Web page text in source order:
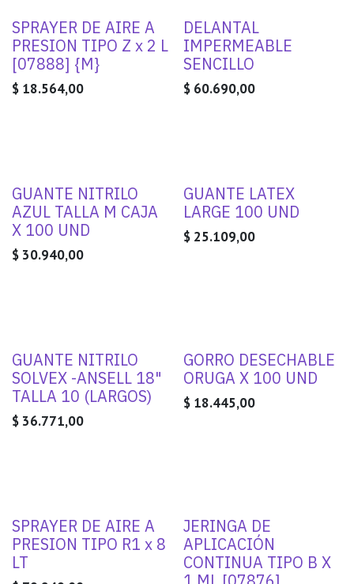
SPRAYER DE AIRE A
PRESION TIPO Z x 2 L
[07888] {M}
$ 18.564,00
DELANTAL
IMPERMEABLE
SENCILLO
$ 60.690,00
GUANTE NITRILO
AZUL TALLA M CAJA
X 100 UND
$ 30.940,00
GUANTE LATEX
LARGE 100 UND
$ 25.109,00
GUANTE NITRILO
SOLVEX -ANSELL 18"
TALLA 10 (LARGOS)
$ 36.771,00
GORRO DESECHABLE
ORUGA X 100 UND
$ 18.445,00
SPRAYER DE AIRE A
PRESION TIPO R1 x 8
LT
JERINGA DE
APLICACIÓN
CONTINUA TIPO B X